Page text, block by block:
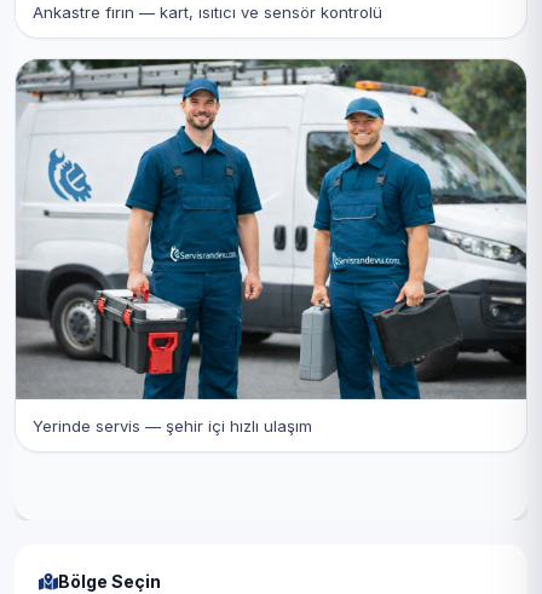
Ankastre fırın — kart, ısıtıcı ve sensör kontrolü
Yerinde servis — şehir içi hızlı ulaşım
Bölge Seçin